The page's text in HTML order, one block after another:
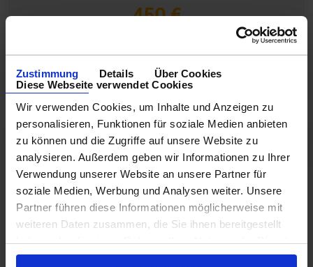
Zustimmung Details
Über Cookies
Diese Webseite verwendet Cookies
Wir verwenden Cookies, um Inhalte und Anzeigen zu
personalisieren, Funktionen für soziale Medien anbieten
zu können und die Zugriffe auf unsere Website zu
analysieren. Außerdem geben wir Informationen zu Ihrer
Verwendung unserer Website an unsere Partner für
soziale Medien, Werbung und Analysen weiter. Unsere
Partner führen diese Informationen möglicherweise mit
weiteren Daten zusammen, die Sie ihnen bereitgestellt
haben oder die sie im Rahmen Ihrer Nutzung der Dienste
gesammelt haben.
450 €
ansehen ›
6
Nächte
Abfahrt: 07.02.27
RA294273270213
Westliche Karibik 7 Tage ab/an
Fort Lauderdale mit Cashback